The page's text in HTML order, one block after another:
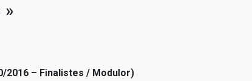
»
2016 – Finalistes / Modulor)